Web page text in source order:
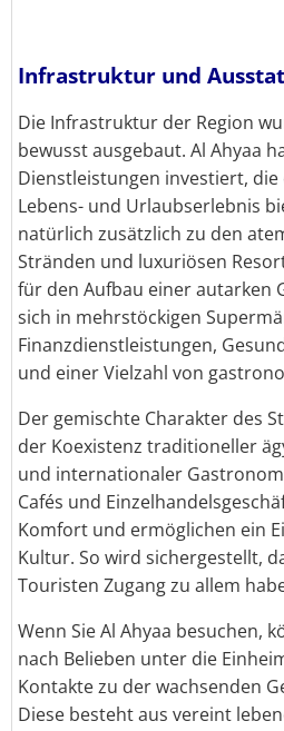
Infrastruktur und
Die Infrastruktur der Region
bewusst ausgebaut. Al Ahyaa
Dienstleistungen investiert,
Lebens- und Urlaubserlebnis
natürlich zusätzlich zu den
Stränden und luxuriösen
für den Aufbau einer autarken
sich in mehrstöckigen
Finanzdienstleistungen,
und einer Vielzahl von
Der gemischte Charakter des
der Koexistenz traditioneller
und internationaler
Cafés und
Komfort und ermöglichen ein
Kultur. So wird sichergestellt,
Touristen Zugang zu allem
Wenn Sie Al Ahyaa besuchen,
nach Belieben unter die
Kontakte zu der wachsenden
Diese besteht aus vereint